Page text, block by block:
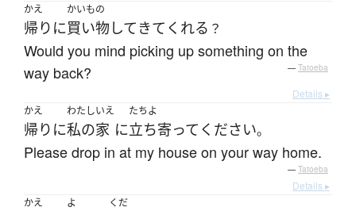
かえ
帰り に
かいもの
買い物 して きて くれる ？
Would you mind picking up something on the
way back?
— Tatoeba
Details ▸
かえ
帰り に
わたし
私の
いえ
家 に
たちよ
立ち寄って ください。
Please drop in at my house on your way home.
— Tatoeba
Details ▸
かえ
よ くだ